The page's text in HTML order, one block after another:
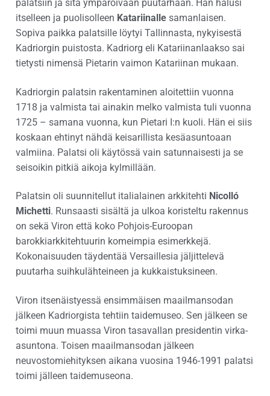
palatsiin ja sitä ympäröivään puutarhaan. Hän halusi
itselleen ja puolisolleen Katariinalle samanlaisen.
Sopiva paikka palatsille löytyi Tallinnasta, nykyisestä
Kadriorgin puistosta. Kadriorg eli Katariinanlaakso sai
tietysti nimensä Pietarin vaimon Katariinan mukaan.
Kadriorgin palatsin rakentaminen aloitettiin vuonna
1718 ja valmista tai ainakin melko valmista tuli vuonna
1725 – samana vuonna, kun Pietari I:n kuoli. Hän ei siis
koskaan ehtinyt nähdä keisarillista kesäasuntoaan
valmiina. Palatsi oli käytössä vain satunnaisesti ja se
seisoikin pitkiä aikoja kylmillään.
Palatsin oli suunnitellut italialainen arkkitehti Nicolló
Michetti. Runsaasti sisältä ja ulkoa koristeltu rakennus
on sekä Viron että koko Pohjois-Euroopan
barokkiarkkitehtuurin komeimpia esimerkkejä.
Kokonaisuuden täydentää Versaillesia jäljittelevä
puutarha suihkulähteineen ja kukkaistuksineen.
Viron itsenäistyessä ensimmäisen maailmansodan
jälkeen Kadriorgista tehtiin taidemuseo. Sen jälkeen se
toimi muun muassa Viron tasavallan presidentin virka-
asuntona. Toisen maailmansodan jälkeen
neuvostomiehityksen aikana vuosina 1946-1991 palatsi
toimi jälleen taidemuseona.